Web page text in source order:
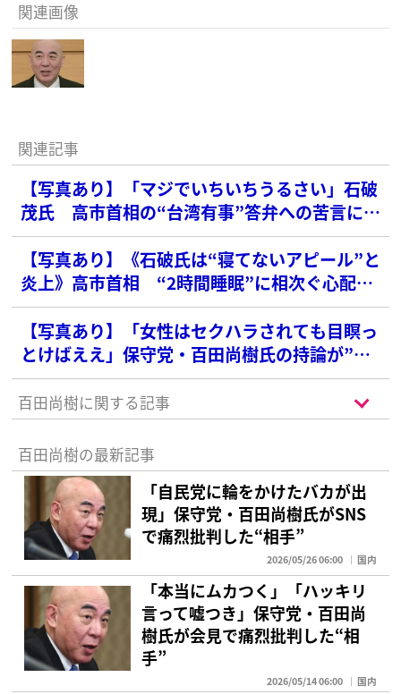
関連画像
関連記事
【写真あり】「マジでいちいちうるさい」石破
茂氏 高市首相の“台湾有事”答弁への苦言に支
持者が激怒も…中国は“正面から攻撃”宣言で高
まる国民の不安
【写真あり】《石破氏は“寝てないアピール”と
炎上》高市首相 “2時間睡眠”に相次ぐ心配の
声…支持率の差でついた“明暗”
【写真あり】「女性はセクハラされても目瞑っ
とけばええ」保守党・百田尚樹氏の持論が”女
性蔑視“と物議…昨年も「30超えたら子宮摘
出」発言で炎上
百田尚樹に関する記事
百田尚樹の最新記事
「自民党に輪をかけたバカが出
現」保守党・百田尚樹氏がSNS
で痛烈批判した“相手”
2026/05/26 06:00 国内
「本当にムカつく」「ハッキリ
言って嘘つき」保守党・百田尚
樹氏が会見で痛烈批判した“相
手”
2026/05/14 06:00 国内